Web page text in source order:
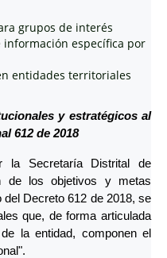
grupos de interés
específica por
entidades territoriales
y estratégicos al
612 de 2018
la Secretaría Distrital de
de los objetivos y metas
Decreto 612 de 2018, se
que, de forma articulada
la entidad, componen el